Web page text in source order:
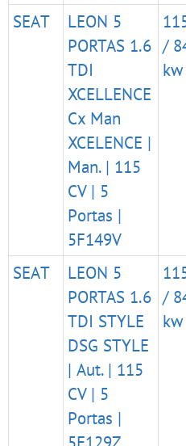
SEAT
LEON 5
PORTAS 1.6
TDI
XCELLENCE
Cx Man
XCELENCE |
Man. | 115
CV | 5
Portas |
5F149V
/
kw
SEAT
LEON 5
PORTAS 1.6
TDI STYLE
DSG STYLE
| Aut. | 115
CV | 5
Portas |
/
kw